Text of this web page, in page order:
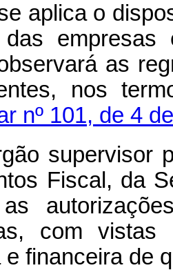
aplica o
empresas
as
nos
nº 101, de 4
supervisor
Fiscal, da
as
com
e financeira de